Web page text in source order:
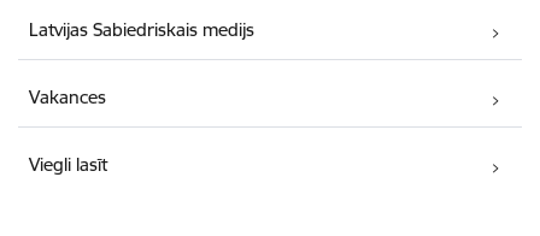
Latvijas Sabiedriskais medijs
Vakances
Viegli lasīt